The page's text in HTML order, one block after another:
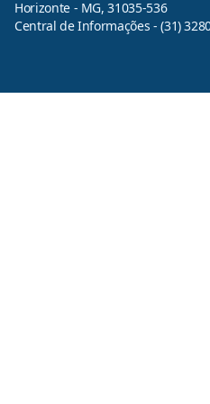
Horizonte - MG, 31035-536
Central de Informações - (31)